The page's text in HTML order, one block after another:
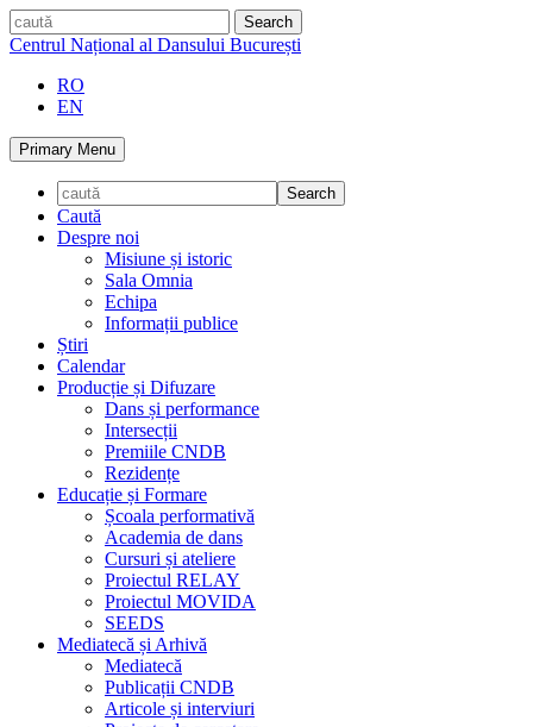
Skip
to
caută
Centrul Național al Dansului București
RO
EN
Primary Menu
Caută
Despre noi
Misiune și istoric
Sala Omnia
Echipa
Informații publice
Știri
Calendar
Producție și Difuzare
Dans și performance
Intersecții
Premiile CNDB
Rezidențe
Educație și Formare
Școala performativă
Academia de dans
Cursuri și ateliere
Proiectul RELAY
Proiectul MOVIDA
SEEDS
Mediatecă și Arhivă
Mediatecă
Publicații CNDB
Articole și interviuri